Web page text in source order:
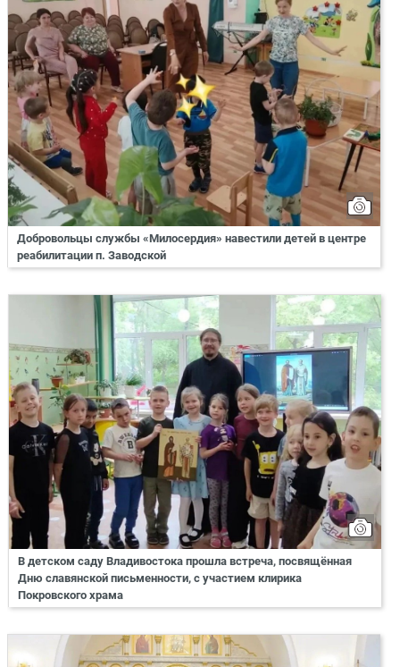
Добровольцы службы «Милосердия» навестили детей в центре
реабилитации п. Заводской
В детском саду Владивостока прошла встреча, посвящённая
Дню славянской письменности, с участием клирика
Покровского храма